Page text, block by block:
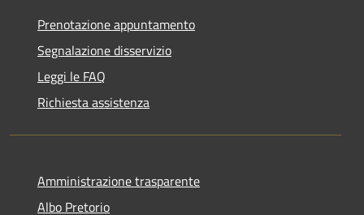
Prenotazione appuntamento
Segnalazione disservizio
Leggi le FAQ
Richiesta assistenza
Amministrazione trasparente
Albo Pretorio